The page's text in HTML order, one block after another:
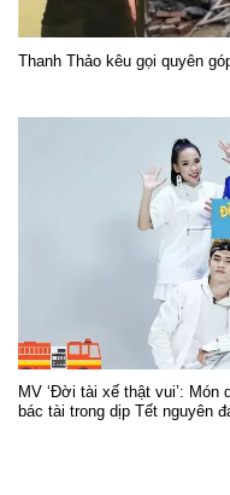
Thanh Thảo kêu gọi quyên
MV ‘Đời tài xế thật vui’:
bác tài trong dịp Tết nguyên